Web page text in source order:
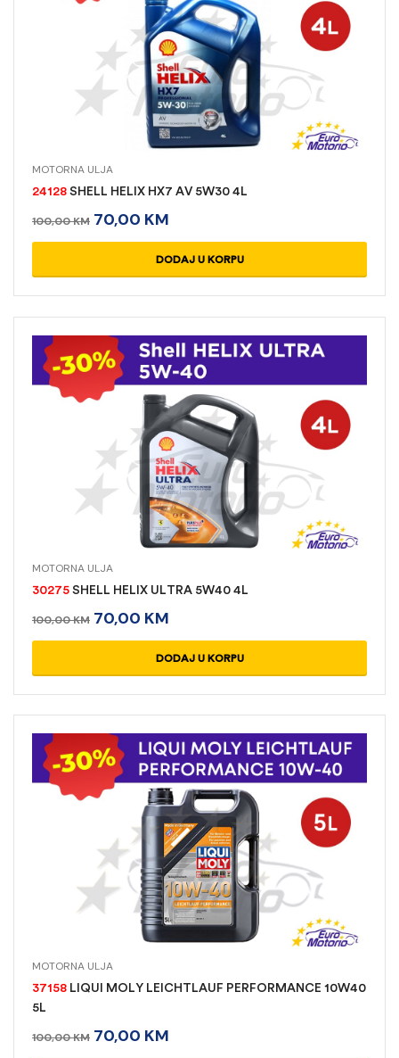
MOTORNA ULJA
24128 SHELL HELIX HX7 AV 5W30 4L
100,00KM 70,00 KM
DODAJ U KORPU
MOTORNA ULJA
30275 SHELL HELIX ULTRA 5W40 4L
100,00KM 70,00 KM
DODAJ U KORPU
MOTORNA ULJA
37158 LIQUI MOLY LEICHTLAUF PERFORMANCE 10W40
5L
100,00KM 70,00 KM